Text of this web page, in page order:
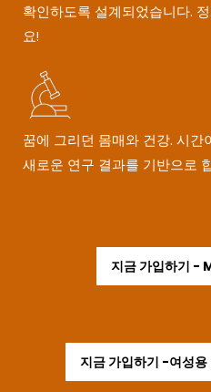
확인하도록 설계되었습니다.
요!
꿈에 그리던 몸매와 건강. 시
새로운 연구 결과를 기반으로
지금 가입하기 -
지금 가입하기 -여성